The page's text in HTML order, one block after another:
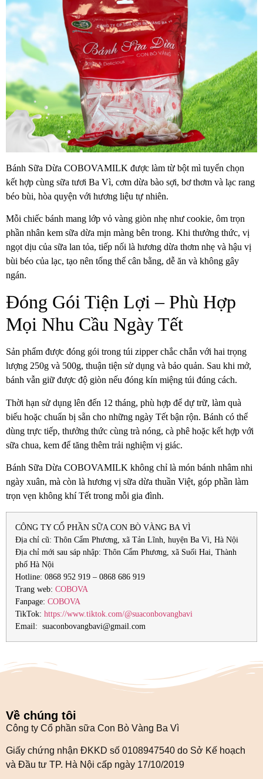
Bánh Sữa Dừa COBOVAMILK được làm từ bột mì tuyển chọn
kết hợp cùng sữa tươi Ba Vì, cơm dừa bào sợi, bơ thơm và lạc rang
béo bùi, hòa quyện với hương liệu tự nhiên.
Mỗi chiếc bánh mang lớp vỏ vàng giòn nhẹ như cookie, ôm trọn
phần nhân kem sữa dừa mịn màng bên trong. Khi thưởng thức, vị
ngọt dịu của sữa lan tỏa, tiếp nối là hương dừa thơm nhẹ và hậu vị
bùi béo của lạc, tạo nên tổng thể cân bằng, dễ ăn và không gây
ngán.
Đóng Gói Tiện Lợi – Phù Hợp
Mọi Nhu Cầu Ngày Tết
Sản phẩm được đóng gói trong túi zipper chắc chắn với hai trọng
lượng 250g và 500g, thuận tiện sử dụng và bảo quản. Sau khi mở,
bánh vẫn giữ được độ giòn nếu đóng kín miệng túi đúng cách.
Thời hạn sử dụng lên đến 12 tháng, phù hợp để dự trữ, làm quà
biếu hoặc chuẩn bị sẵn cho những ngày Tết bận rộn. Bánh có thể
dùng trực tiếp, thưởng thức cùng trà nóng, cà phê hoặc kết hợp với
sữa chua, kem để tăng thêm trải nghiệm vị giác.
Bánh Sữa Dừa COBOVAMILK không chỉ là món bánh nhâm nhi
ngày xuân, mà còn là hương vị sữa dừa thuần Việt, góp phần làm
trọn vẹn không khí Tết trong mỗi gia đình.
CÔNG TY CỔ PHẦN SỮA CON BÒ VÀNG BA VÌ
Địa chỉ cũ: Thôn Cẩm Phương, xã Tản Lĩnh, huyện Ba Vì, Hà Nội
Địa chỉ mới sau sáp nhập: Thôn Cẩm Phương, xã Suối Hai, Thành
phố Hà Nội
Hotline: 0868 952 919 – 0868 686 919
Trang web: COBOVA
Fanpage: COBOVA
TikTok: https://www.tiktok.com/@suaconbovangbavi
Email: suaconbovangbavi@gmail.com
Về chúng tôi
Công ty Cổ phần sữa Con Bò Vàng Ba Vì
Giấy chứng nhận ĐKKD số 0108947540 do Sở Kế hoạch
và Đầu tư TP. Hà Nội cấp ngày 17/10/2019